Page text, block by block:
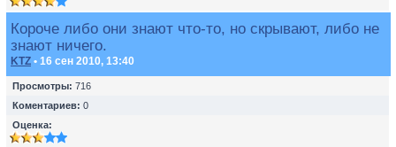
Короче либо они знают что-то, но скрывают, либо не
знают ничего.
KTZ • 16 сен 2010, 13:40
Просмотры: 716
Коментариев: 0
Оценка: